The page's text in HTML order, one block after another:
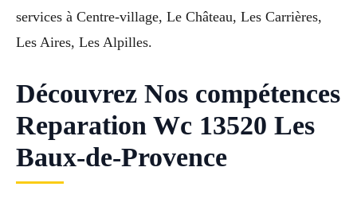
services à Centre-village, Le Château, Les Carrières,
Les Aires, Les Alpilles.
Découvrez Nos compétences
Reparation Wc 13520 Les
Baux-de-Provence